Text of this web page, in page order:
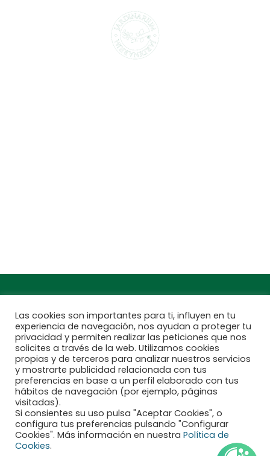
Financiado por la Unión Europea - NextGenerationEU
Las cookies son importantes para ti, influyen en tu
experiencia de navegación, nos ayudan a proteger tu
privacidad y permiten realizar las peticiones que nos
solicites a través de la web. Utilizamos cookies
propias y de terceros para analizar nuestros servicios
y mostrarte publicidad relacionada con tus
preferencias en base a un perfil elaborado con tus
hábitos de navegación (por ejemplo, páginas
visitadas).
Si consientes su uso pulsa "Aceptar Cookies", o
configura tus preferencias pulsando "Configurar
Cookies". Más información en nuestra Política de
Cookies.